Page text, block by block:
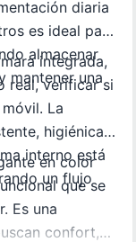
diaria
es ideal para
almacenar
mantener una
integrada,
real, verificar si
La
higiénica y
interno está
un flujo
en color
que se
Es una
confort,